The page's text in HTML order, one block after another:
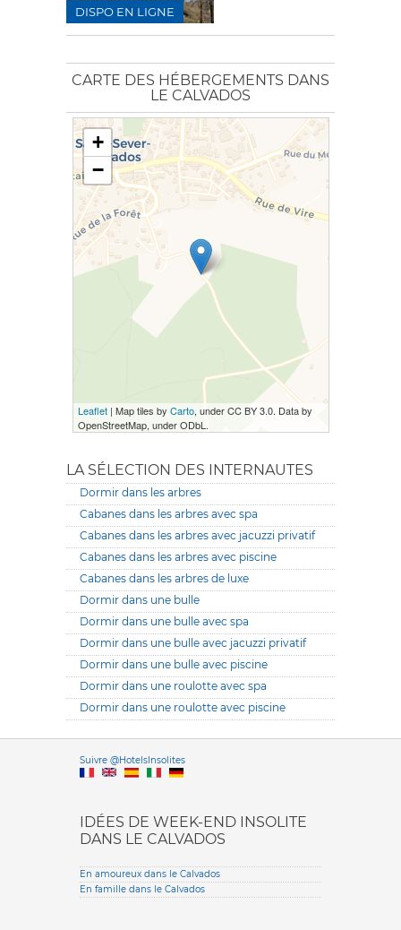
DISPO EN LIGNE
CARTE DES HÉBERGEMENTS DANS
LE CALVADOS
+
−
Leaflet| Map tiles by Carto, under CC BY 3.0. Data by
OpenStreetMap, under ODbL.
LA SÉLECTION DES INTERNAUTES
Dormir dans les arbres
Cabanes dans les arbres avec spa
Cabanes dans les arbres avec jacuzzi privatif
Cabanes dans les arbres avec piscine
Cabanes dans les arbres de luxe
Dormir dans une bulle
Dormir dans une bulle avec spa
Dormir dans une bulle avec jacuzzi privatif
Dormir dans une bulle avec piscine
Dormir dans une roulotte avec spa
Dormir dans une roulotte avec piscine
Suivre @HotelsInsolitesVersione
IDÉES DE WEEK-END INSOLITE
DANS LE CALVADOS
En amoureux dans le Calvados
En famille dans le Calvados